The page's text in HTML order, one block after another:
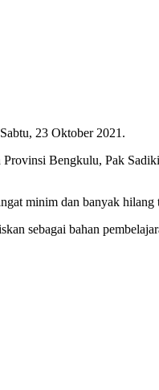
Sabtu, 23 Oktober 2021.
Bengkulu, Pak
minim dan banyak hilang
sebagai bahan